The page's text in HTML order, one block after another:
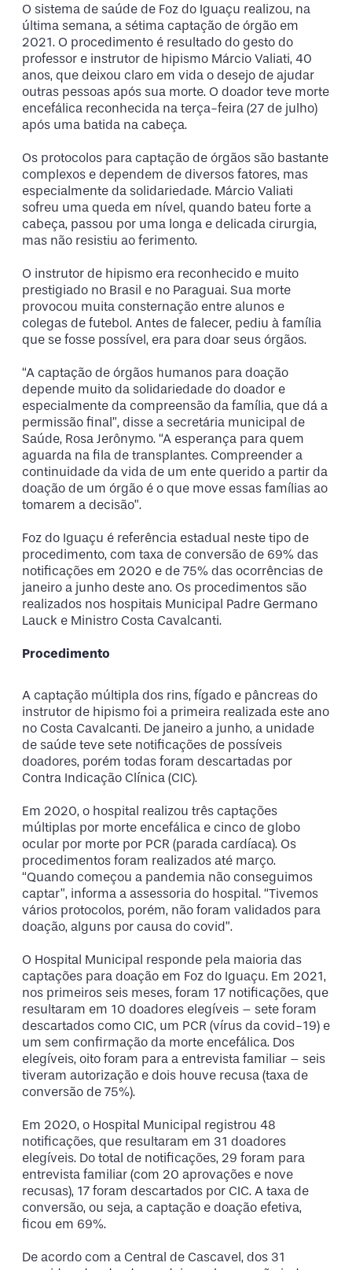
O sistema de saúde de Foz do Iguaçu realizou, na
última semana, a sétima captação de órgão em
2021. O procedimento é resultado do gesto do
professor e instrutor de hipismo Márcio Valiati, 40
anos, que deixou claro em vida o desejo de ajudar
outras pessoas após sua morte. O doador teve morte
encefálica reconhecida na terça-feira (27 de julho)
após uma batida na cabeça.
Os protocolos para captação de órgãos são bastante
complexos e dependem de diversos fatores, mas
especialmente da solidariedade. Márcio Valiati
sofreu uma queda em nível, quando bateu forte a
cabeça, passou por uma longa e delicada cirurgia,
mas não resistiu ao ferimento.
O instrutor de hipismo era reconhecido e muito
prestigiado no Brasil e no Paraguai. Sua morte
provocou muita consternação entre alunos e
colegas de futebol. Antes de falecer, pediu à família
que se fosse possível, era para doar seus órgãos.
“A captação de órgãos humanos para doação
depende muito da solidariedade do doador e
especialmente da compreensão da família, que dá a
permissão final”, disse a secretária municipal de
Saúde, Rosa Jerônymo. “A esperança para quem
aguarda na fila de transplantes. Compreender a
continuidade da vida de um ente querido a partir da
doação de um órgão é o que move essas famílias ao
tomarem a decisão”.
Foz do Iguaçu é referência estadual neste tipo de
procedimento, com taxa de conversão de 69% das
notificações em 2020 e de 75% das ocorrências de
janeiro a junho deste ano. Os procedimentos são
realizados nos hospitais Municipal Padre Germano
Lauck e Ministro Costa Cavalcanti.
Procedimento
A captação múltipla dos rins, fígado e pâncreas do
instrutor de hipismo foi a primeira realizada este ano
no Costa Cavalcanti. De janeiro a junho, a unidade
de saúde teve sete notificações de possíveis
doadores, porém todas foram descartadas por
Contra Indicação Clínica (CIC).
Em 2020, o hospital realizou três captações
múltiplas por morte encefálica e cinco de globo
ocular por morte por PCR (parada cardíaca). Os
procedimentos foram realizados até março.
“Quando começou a pandemia não conseguimos
captar”, informa a assessoria do hospital. “Tivemos
vários protocolos, porém, não foram validados para
doação, alguns por causa do covid”.
O Hospital Municipal responde pela maioria das
captações para doação em Foz do Iguaçu. Em 2021,
nos primeiros seis meses, foram 17 notificações, que
resultaram em 10 doadores elegíveis – sete foram
descartados como CIC, um PCR (vírus da covid-19) e
um sem confirmação da morte encefálica. Dos
elegíveis, oito foram para a entrevista familiar – seis
tiveram autorização e dois houve recusa (taxa de
conversão de 75%).
Em 2020, o Hospital Municipal registrou 48
notificações, que resultaram em 31 doadores
elegíveis. Do total de notificações, 29 foram para
entrevista familiar (com 20 aprovações e nove
recusas), 17 foram descartados por CIC. A taxa de
conversão, ou seja, a captação e doação efetiva,
ficou em 69%.
De acordo com a Central de Cascavel, dos 31